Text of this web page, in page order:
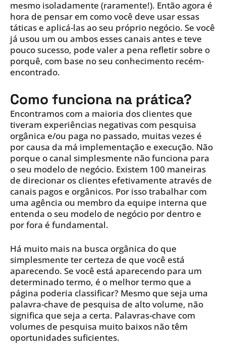
mesmo isoladamente (raramente!). Então agora é
hora de pensar em como você deve usar essas
táticas e aplicá-las ao seu próprio negócio. Se você
já usou um ou ambos esses canais antes e teve
pouco sucesso, pode valer a pena refletir sobre o
porquê, com base no seu conhecimento recém-
encontrado.
Como funciona na prática?
Encontramos com a maioria dos clientes que
tiveram experiências negativas com pesquisa
orgânica e/ou paga no passado, muitas vezes é
por causa da má implementação e execução. Não
porque o canal simplesmente não funciona para
o seu modelo de negócio. Existem 100 maneiras
de direcionar os clientes efetivamente através de
canais pagos e orgânicos. Por isso trabalhar com
uma agência ou membro da equipe interna que
entenda o seu modelo de negócio por dentro e
por fora é fundamental.
Há muito mais na busca orgânica do que
simplesmente ter certeza de que você está
aparecendo. Se você está aparecendo para um
determinado termo, é o melhor termo que a
página poderia classificar? Mesmo que seja uma
palavra-chave de pesquisa de alto volume, não
significa que seja a certa. Palavras-chave com
volumes de pesquisa muito baixos não têm
oportunidades suficientes.